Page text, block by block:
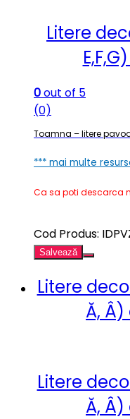
Litere
0out of 5
(0)
Toamna – litere
*** mai multe
Ca sa poti descarca
Cod Produs:
Salvează
Litere
Ă,
Litere
Ă,